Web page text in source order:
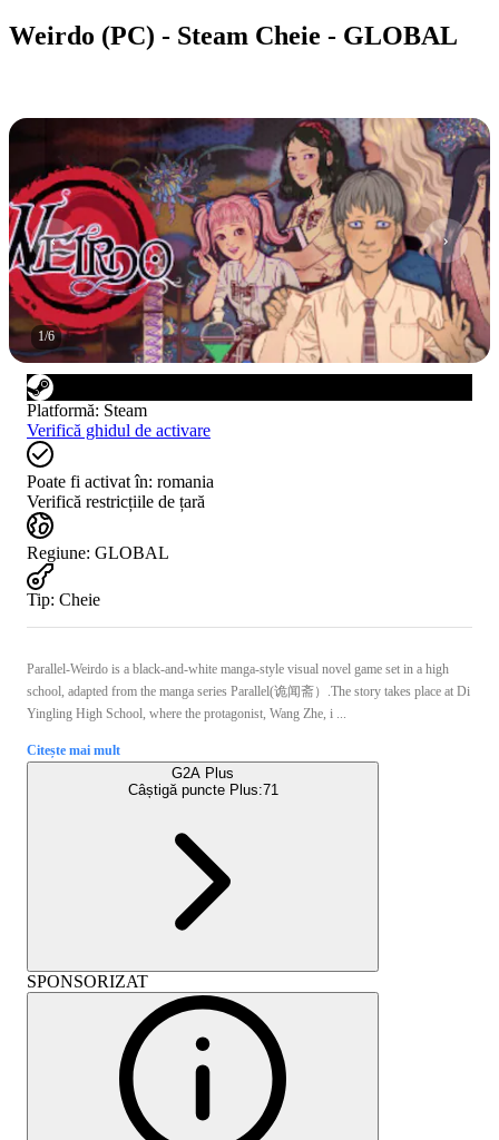
Weirdo (PC) - Steam Cheie - GLOBAL
1/6
Platformă: Steam
Verifică ghidul de activare
Poate fi activat în: romania
Verifică restricțiile de țară
Regiune: GLOBAL
Tip: Cheie
Parallel-Weirdo is a black-and-white manga-style visual novel game set in a high
school, adapted from the manga series Parallel(诡闻斋）.The story takes place at Di
Yingling High School, where the protagonist, Wang Zhe, i ...
Citește mai mult
G2A Plus
Câștigă puncte Plus:71
SPONSORIZAT